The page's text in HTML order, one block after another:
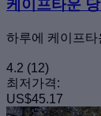
케이프타운
하루에 케이프
4.2 (12)
최저가격:
US$45.17